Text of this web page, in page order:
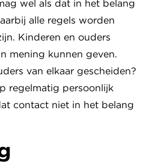
wel als dat in het belang
alle regels worden
Kinderen en ouders
mening kunnen geven.
van elkaar gescheiden?
regelmatig persoonlijk
contact niet in het belang